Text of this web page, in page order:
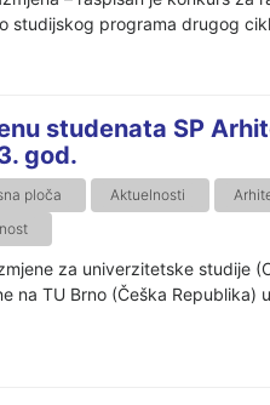
programa drugog
studenata SP
god.
ploča Aktuelnosti
za univerzitetske studije
na TU Brno (Češka Republika)